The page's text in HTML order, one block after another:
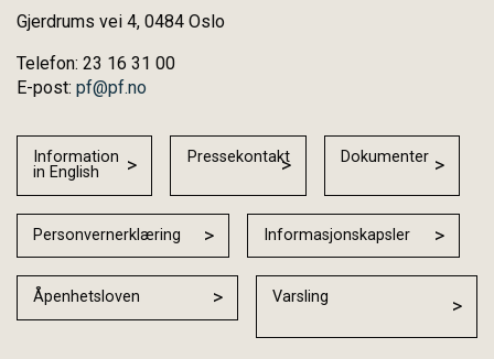
Gjerdrums vei 4, 0484 Oslo
Telefon: 23 16 31 00
E-post: pf@pf.no
Information
in English
Pressekontakt Dokumenter
Personvernerklæring Informasjonskapsler
Åpenhetsloven Varsling